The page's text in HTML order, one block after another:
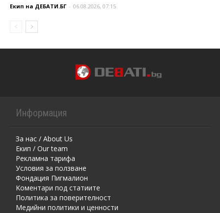
Екип на ДЕБАТИ.БГ - 06.08.2026, 07:15
Информация
За нас / About Us
Екип / Our team
Рекламна тарифа
Условия за ползване
Фондация Пигмалион
Kоментaри под статиите
Политика за поверителност
Медийни политики и ценности